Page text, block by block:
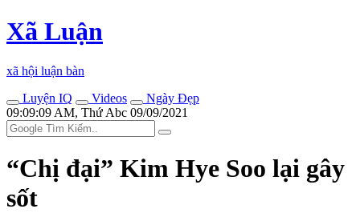
Xã Luận
xã hội luận bàn
Luyện IQ
Videos
Ngày Đẹp
09:09:09 AM, Thứ Abc 09/09/2021
“Chị đại” Kim Hye Soo lại gây
sốt